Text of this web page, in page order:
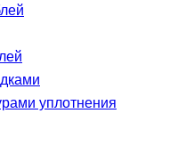
уплотнения